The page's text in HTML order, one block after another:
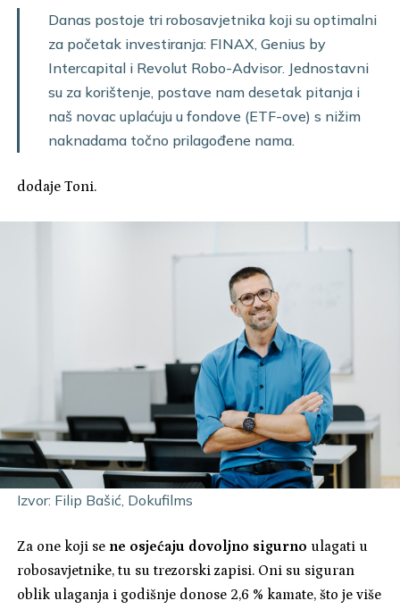
Danas postoje tri robosavjetnika koji su optimalni
za početak investiranja: FINAX, Genius by
Intercapital i Revolut Robo-Advisor. Jednostavni
su za korištenje, postave nam desetak pitanja i
naš novac uplaćuju u fondove (ETF-ove) s nižim
naknadama točno prilagođene nama.
dodaje Toni.
Izvor: Filip Bašić, Dokufilms
Za one koji se ne osjećaju dovoljno sigurno ulagati u
robosavjetnike, tu su trezorski zapisi. Oni su siguran
oblik ulaganja i godišnje donose 2,6 % kamate, što je više